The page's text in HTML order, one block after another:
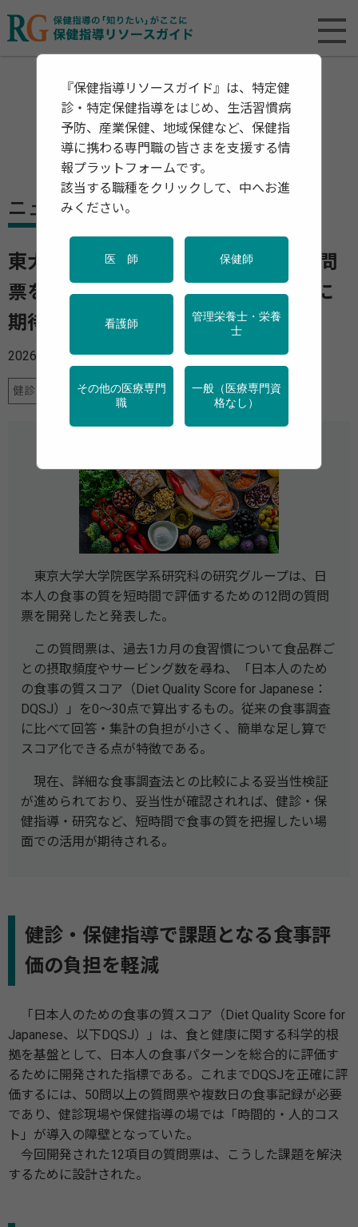
ニュース
東大、食事の質を12問で評価する質問
票を開発 健診・保健指導での活用に
期待
2026年06月11日
健診・検診 栄養 特定保健指導 調査・統計
東京大学大学院医学系研究科の研究グループは、日
本人の食事の質を短時間で評価するための12問の質問
票を開発したと発表した。
この質問票は、過去1カ月の食習慣について食品群ご
との摂取頻度やサービング数を尋ね、「日本人のため
の食事の質スコア（Diet Quality Score for Japanese：
DQSJ）」を0～30点で算出するもの。従来の食事調査
に比べて回答・集計の負担が小さく、簡単な足し算で
スコア化できる点が特徴である。
現在、詳細な食事調査法との比較による妥当性検証
が進められており、妥当性が確認されれば、健診・保
健指導・研究など、短時間で食事の質を把握したい場
面での活用が期待される。
健診・保健指導で課題となる食事評
価の負担を軽減
「日本人のための食事の質スコア（Diet Quality Score for
Japanese、以下DQSJ）」は、食と健康に関する科学的根
拠を基盤として、日本人の食事パターンを総合的に評価す
るために開発された指標である。これまでDQSJを正確に評
価するには、50問以上の質問票や複数日の食事記録が必要
であり、健診現場や保健指導の場では「時間的・人的コス
ト」が導入の障壁となっていた。
今回開発された12項目の質問票は、こうした課題を解決
するために設計された。
『保健指導リソースガイド』は、特定健
診・特定保健指導をはじめ、生活習慣病
予防、産業保健、地域保健など、保健指
導に携わる専門職の皆さまを支援する情
報プラットフォームです。
該当する職種をクリックして、中へお進
みください。
医 師 保健師
看護師
管理栄養士・栄養
士
その他の医療専門
職
一般（医療専門資
格なし）